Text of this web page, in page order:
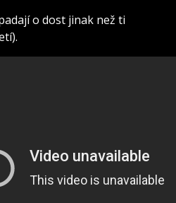
o dost jinak než ti